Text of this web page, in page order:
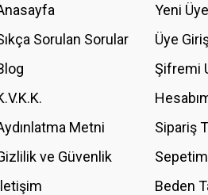
bozuk veya görüntülenemiyor.
sitelerden daha pahalı.
farklı alternatifler olmalı.
Sorulan Sorular
Metni
ve Güvenlik
Yeni
Üye
Şifremi
Sipariş
Sepetim
Beden